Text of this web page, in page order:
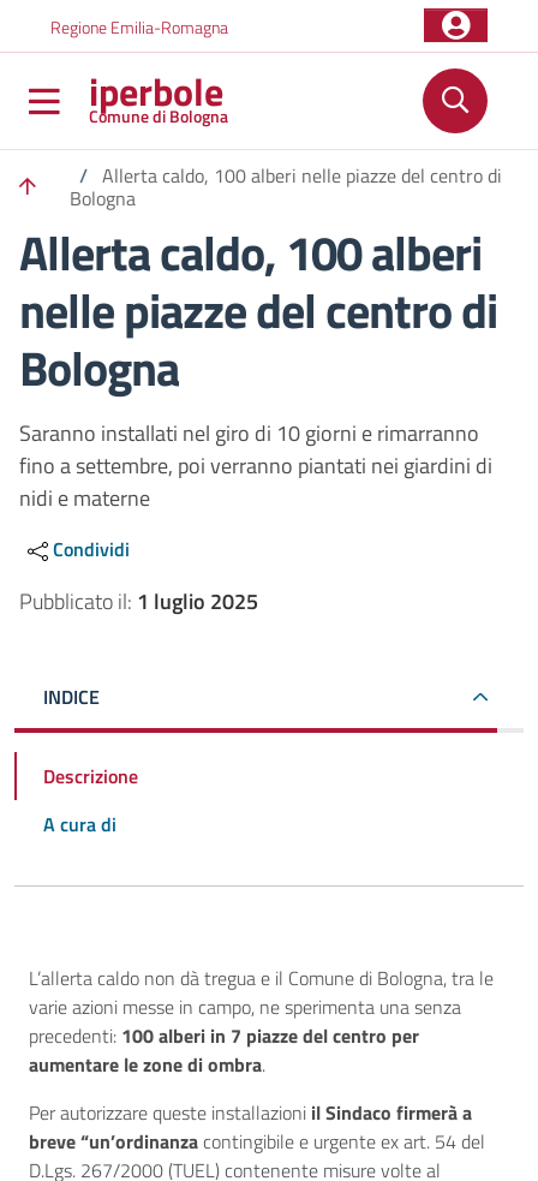
Regione Emilia-Romagna
iperbole
Comune di Bologna
/ Allerta caldo, 100 alberi nelle piazze del centro di
Bologna
Allerta caldo, 100 alberi
nelle piazze del centro di
Bologna
Saranno installati nel giro di 10 giorni e rimarranno
fino a settembre, poi verranno piantati nei giardini di
nidi e materne
Condividi
Pubblicato il: 1 luglio 2025
INDICE
Descrizione
A cura di
Descrizione
L’allerta caldo non dà tregua e il Comune di Bologna, tra le
varie azioni messe in campo, ne sperimenta una senza
precedenti: 100 alberi in 7 piazze del centro per
aumentare le zone di ombra.
Per autorizzare queste installazioni il Sindaco firmerà a
breve “un’ordinanza contingibile e urgente ex art. 54 del
D.Lgs. 267/2000 (TUEL) contenente misure volte al